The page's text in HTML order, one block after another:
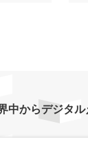
中からデジタ